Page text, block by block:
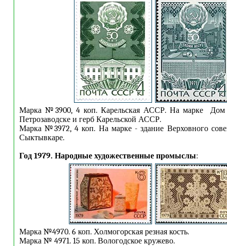
Марка №3900, 4 коп. Карельская АССР. На марке Дом
Петрозаводске и герб Карельской АССР.
Марка №3972, 4 коп. На марке - здание Верховного
Сыктывкаре.
Год 1979. Народные художественные промыслы:
Марка №4970. 6 коп. Холмогорская резная кость.
Марка № 4971. 15 коп. Вологодское кружево.